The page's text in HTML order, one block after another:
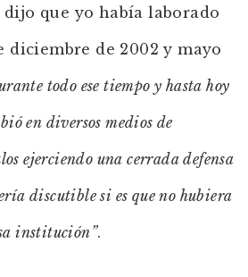
dijo que yo había laborado
diciembre de 2002 y mayo
todo ese tiempo y hasta hoy
en diversos medios de
ejerciendo una cerrada defensa
discutible si es que no hubiera
institución”.